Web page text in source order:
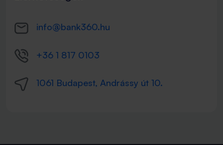
info@bank360.hu
+36 1 817 0103
1061 Budapest, Andrássy út 10.